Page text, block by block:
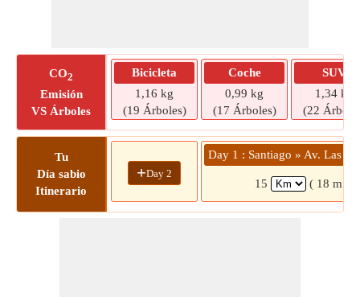
CO2
Emisión
VS Árboles
Bicicleta
1,16 kg
(19 Árboles)
Coche
0,99 kg
(17 Árboles)
SUV
1,34 kg
(22
Tu
Día sabio
Itinerario
+Day 2
Day 1 : Santiago » Av. Las
15 ( 18 mins)